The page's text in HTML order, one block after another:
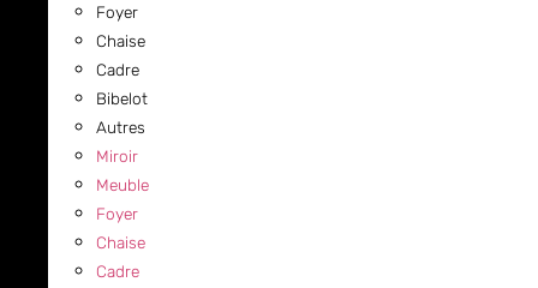
Foyer
Chaise
Cadre
Bibelot
Autres
Miroir
Meuble
Foyer
Chaise
Cadre